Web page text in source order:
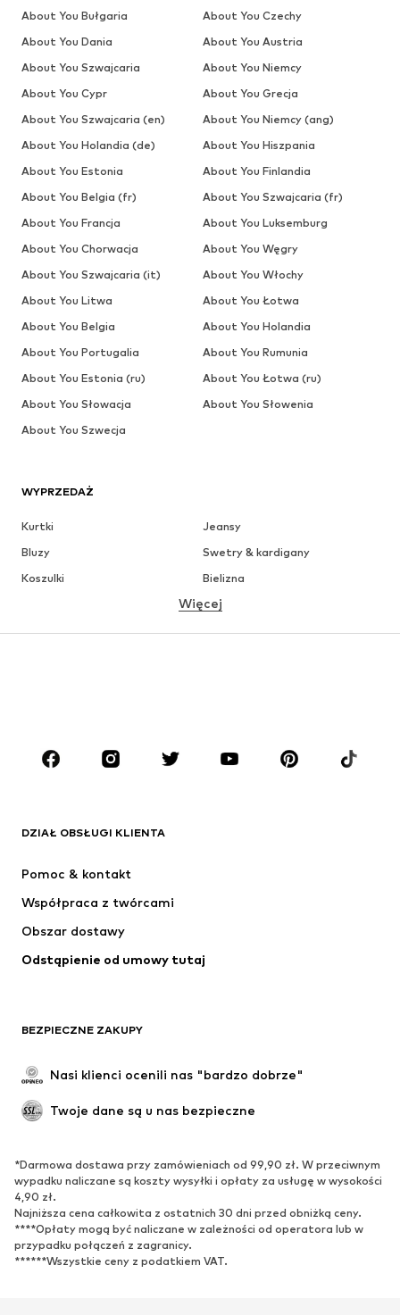
WYPRZEDAŻ
Kurtki
Jeansy
Bluzy
Swetry & kardigany
Koszulki
Bielizna
Koszule
Płaszcze
Garnitury & marynarki
ODZIEŻ
Kurtki
Garnitury & marynarki
Moda plażowa
Specjalne okazje
Ekskluzywne
BUTY
Nowości
Półbuty
Buty sportowe
SPORT
Odzież sportowa
Dziedziny sportowe
Buty sportowe
Akcesoria sportowe
Więcej
DZIAŁ OBSŁUGI KLIENTA
Pomoc & kontakt
Współpraca z twórcami
Obszar dostawy
Odstąpienie od umowy tutaj
BEZPIECZNE ZAKUPY
Nasi klienci ocenili nas "bardzo dobrze"
Twoje dane są u nas bezpieczne
*Darmowa dostawa przy zamówieniach od 99,90 zł. W przeciwnym
wypadku naliczane są koszty wysyłki i opłaty za usługę w wysokości
4,90 zł.
Najniższa cena całkowita z ostatnich 30 dni przed obniżką ceny.
****Opłaty mogą być naliczane w zależności od operatora lub w
przypadku połączeń z zagranicy.
******Wszystkie ceny z podatkiem VAT.
About You Bułgaria
About You Czechy
About You Dania
About You Austria
About You Szwajcaria
About You Niemcy
About You Cypr
About You Grecja
About You Szwajcaria (en)
About You Niemcy (ang)
About You Holandia (de)
About You Hiszpania
About You Estonia
About You Finlandia
About You Belgia (fr)
About You Szwajcaria (fr)
About You Francja
About You Luksemburg
About You Chorwacja
About You Węgry
About You Szwajcaria (it)
About You Włochy
About You Litwa
About You Łotwa
About You Belgia
About You Holandia
About You Portugalia
About You Rumunia
About You Estonia (ru)
About You Łotwa (ru)
About You Słowacja
About You Słowenia
About You Szwecja